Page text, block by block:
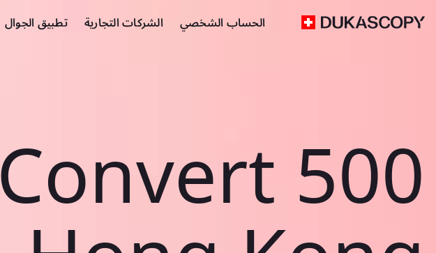
الحساب الشخصي الشركات التجارية تطبيق الجوال
Convert 500